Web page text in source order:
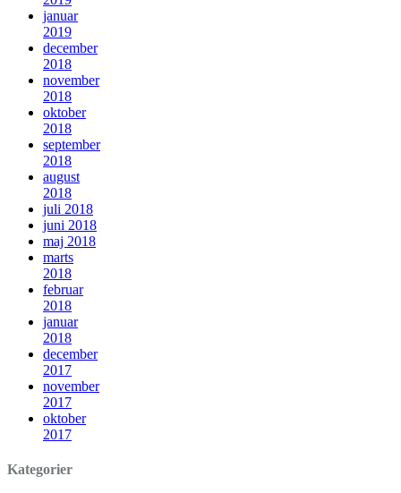
januar
2019
december
2018
november
2018
oktober
2018
september
2018
august
2018
juli 2018
juni 2018
maj 2018
marts
2018
februar
2018
januar
2018
december
2017
november
2017
oktober
2017
Kategorier